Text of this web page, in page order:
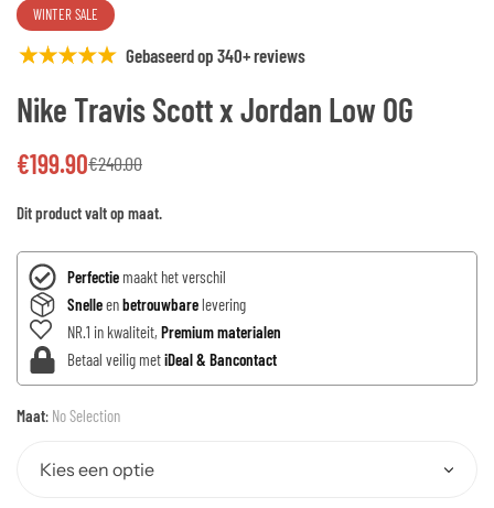
WINTER SALE
Gebaseerd op 340+ reviews
Nike Travis Scott x Jordan Low OG
€240.00
€199.90
Dit product valt op maat.
Perfectie maakt het verschil
Snelleenbetrouwbarelevering
NR.1 in kwaliteit, Premium materialen
Betaal veilig metiDeal & Bancontact
Maat: No Selection